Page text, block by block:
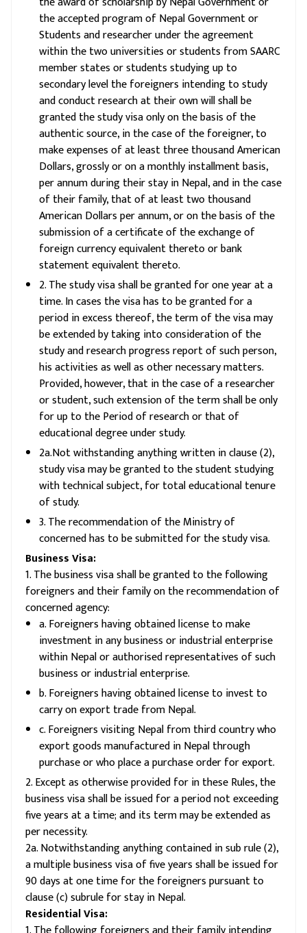
the accepted program of Nepal Government or
Students and researcher under the agreement
within the two universities or students from SAARC
member states or students studying up to
secondary level the foreigners intending to study
and conduct research at their own will shall be
granted the study visa only on the basis of the
authentic source, in the case of the foreigner, to
make expenses of at least three thousand American
Dollars, grossly or on a monthly installment basis,
per annum during their stay in Nepal, and in the case
of their family, that of at least two thousand
American Dollars per annum, or on the basis of the
submission of a certificate of the exchange of
foreign currency equivalent thereto or bank
statement equivalent thereto.
2. The study visa shall be granted for one year at a
time. In cases the visa has to be granted for a
period in excess thereof, the term of the visa may
be extended by taking into consideration of the
study and research progress report of such person,
his activities as well as other necessary matters.
Provided, however, that in the case of a researcher
or student, such extension of the term shall be only
for up to the Period of research or that of
educational degree under study.
2a.Not withstanding anything written in clause (2),
study visa may be granted to the student studying
with technical subject, for total educational tenure
of study.
3. The recommendation of the Ministry of
concerned has to be submitted for the study visa.
Business Visa:
1. The business visa shall be granted to the following
foreigners and their family on the recommendation of
concerned agency:
a. Foreigners having obtained license to make
investment in any business or industrial enterprise
within Nepal or authorised representatives of such
business or industrial enterprise.
b. Foreigners having obtained license to invest to
carry on export trade from Nepal.
c. Foreigners visiting Nepal from third country who
export goods manufactured in Nepal through
purchase or who place a purchase order for export.
2. Except as otherwise provided for in these Rules, the
business visa shall be issued for a period not exceeding
five years at a time; and its term may be extended as
per necessity.
2a. Notwithstanding anything contained in sub rule (2),
a multiple business visa of five years shall be issued for
90 days at one time for the foreigners pursuant to
clause (c) subrule for stay in Nepal.
Residential Visa: